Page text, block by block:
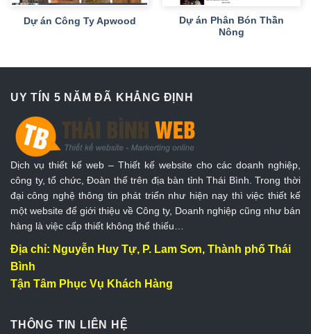
Dự án Công Ty Apwood
Dự án Phân Bón Thần
Nông
UY TÍN 5 NĂM ĐÃ KHẲNG ĐỊNH
Dịch vụ thiết kế web – Thiết kế website cho các doanh nghiệp,
công ty, tổ chức, Đoàn thể trên địa bàn tỉnh Thái Bình. Trong thời
đại công nghệ thông tin phát triển như hiện nay thì việc thiết kế
một website để giới thiệu về Công ty, Doanh nghiệp cũng như bán
hàng là việc cấp thiết không thể thiếu…
Địa chỉ: Nguyễn Huy Tự, P. Lam Sơn, Thành phố Thái
Bình
Tận Tâm Phục Vụ Khách Hàng
THÔNG TIN LIÊN HỆ